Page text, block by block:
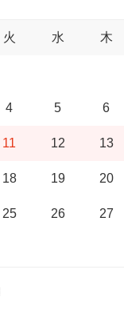
火 水 木
4 5 6
11 12 13
18 19 20
25 26 27